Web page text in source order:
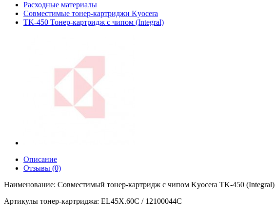
Расходные материалы
Совместимые тонер-картриджи Kyocera
TK-450 Тонер-картридж с чипом (Integral)
Описание
Отзывы (0)
Наименование: Совместимый тонер-картридж с чипом Kyocera TK-450 (Integral)
Артикулы тонер-картриджа: EL45X.60C / 12100044C